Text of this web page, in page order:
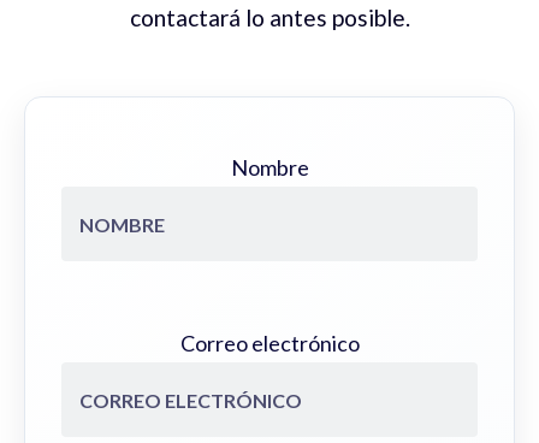
contactará lo antes posible.
Nombre
Correo electrónico